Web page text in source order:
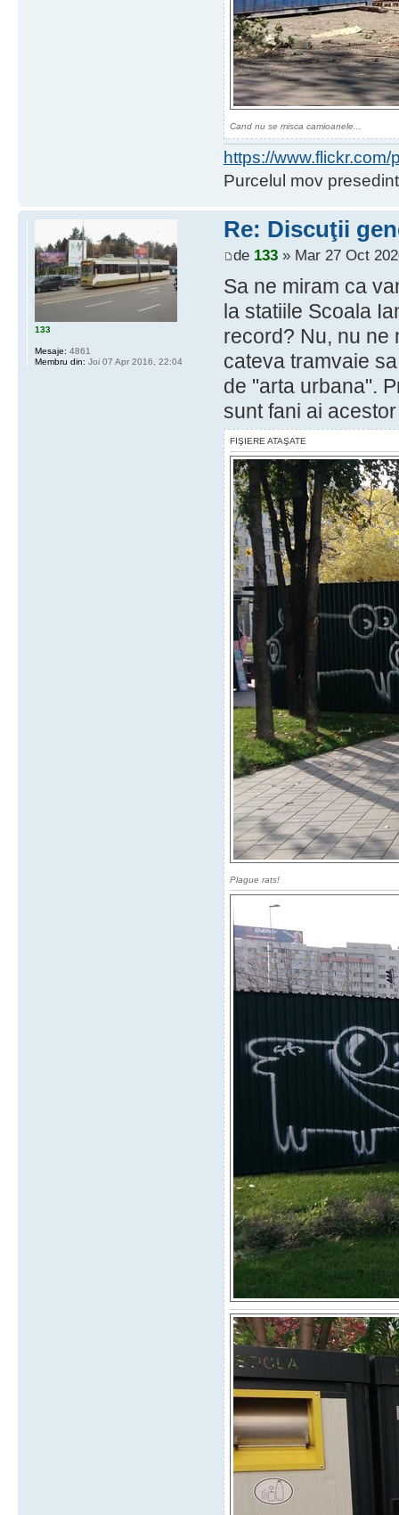
Cand nu se misca camioanele...
https://
Purcelul mov
Re: Discuţii
de 133» Mar 27 Oct
Sa ne miram ca
la statiile Scoala
record? Nu, nu ne
cateva tramvaie
de "arta urbana".
sunt fani ai
FIŞIERE ATAŞATE
Plague rats!
133
Mesaje: 4861
Membru din: Joi 07 Apr 2016, 22:04